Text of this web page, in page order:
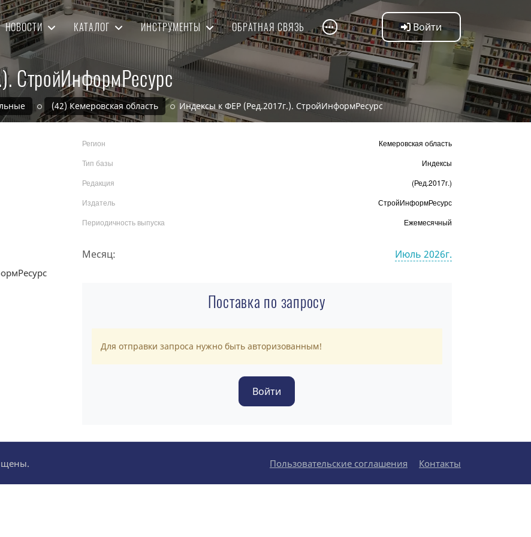
Войти
НОВОСТИ КАТАЛОГ ИНСТРУМЕНТЫ ОБРАТНАЯ СВЯЗЬ
СтройИнформРесурс
(42) Кемеровская область Индексы к ФЕР (Ред.2017г.). СтройИнформРесурс
Регион
Кемеровская область
Тип базы
Индексы
Редакция
(Ред.2017г.)
Издатель
СтройИнформРесурс
Периодичность выпуска
Ежемесячный
Месяц: Июль 2026г.
Поставка по запросу
Для отправки запроса нужно быть авторизованным!
Пользовательские соглашения Контакты